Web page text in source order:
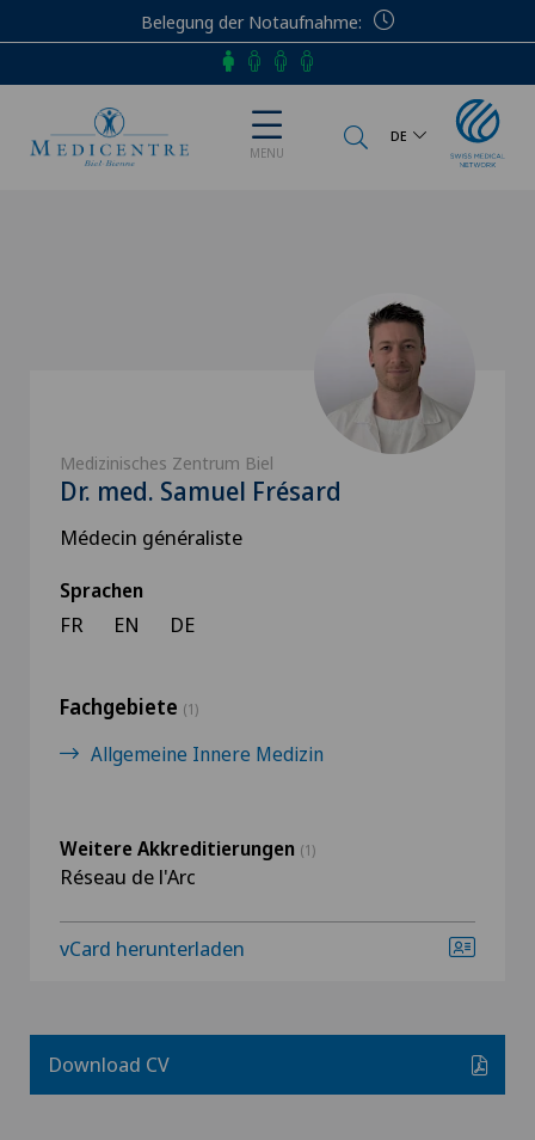
Belegung der Notaufnahme
Telefon
MENU
DE
Medizinisches Zentrum Biel
Dr. med. Samuel Frésard
Médecin généraliste
Sprachen
FR EN DE
Fachgebiete (1)
Allgemeine Innere Medizin
Weitere Akkreditierungen (1)
Réseau de l'Arc
vCard herunterladen
Download CV